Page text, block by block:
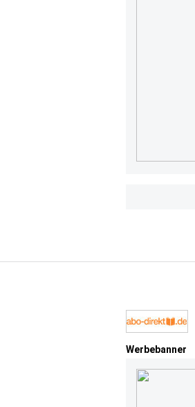
Werbebanner